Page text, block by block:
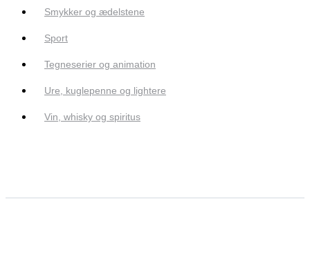
Smykker og ædelstene
Sport
Tegneserier og animation
Ure, kuglepenne og lightere
Vin, whisky og spiritus